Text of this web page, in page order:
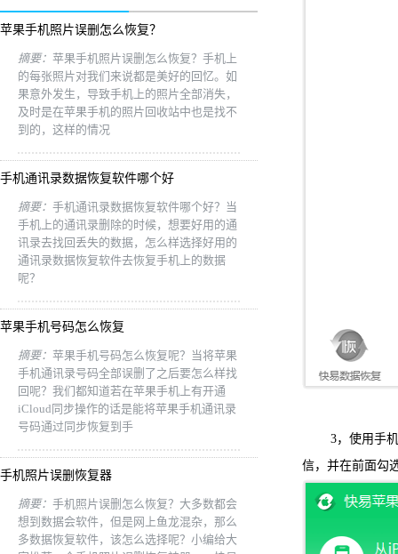
苹果手机照片误删怎么恢复？
摘要： 苹果手机照片误删怎么恢复？手机上
的每张照片对我们来说都是美好的回忆。如
果意外发生，导致手机上的照片全部消失，
及时是在苹果手机的照片回收站中也是找不
到的，这样的情况
手机通讯录数据恢复软件哪个好
摘要： 手机通讯录数据恢复软件哪个好？当
手机上的通讯录删除的时候，想要好用的通
讯录去找回丢失的数据，怎么样选择好用的
通讯录数据恢复软件去恢复手机上的数据
呢？
苹果手机号码怎么恢复
摘要： 苹果手机号码怎么恢复呢？当将苹果
手机通讯录号码全部误删了之后要怎么样找
回呢？我们都知道若在苹果手机上有开通
iCloud同步操作的话是能将苹果手机通讯录
号码通过同步恢复到手
手机照片误删恢复器
摘要： 手机照片误删怎么恢复？大多数都会
想到数据会软件，但是网上鱼龙混杂，那么
多数据恢复软件，该怎么选择呢？小编给大
3，使用手机数
信，并在前面勾